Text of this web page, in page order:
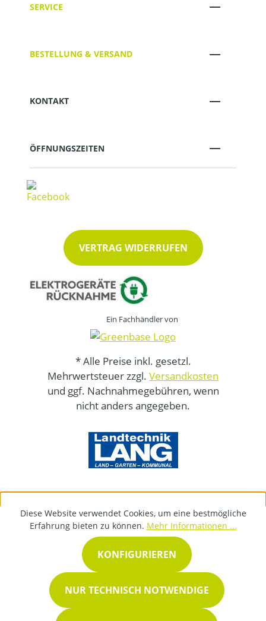
SERVICE
BESTELLUNG & VERSAND
KONTAKT
ÖFFNUNGSZEITEN
VERTRAG WIDERRUFEN
Ein Fachhändler von
* Alle Preise inkl. gesetzl.
Mehrwertsteuer zzgl. Versandkosten
und ggf. Nachnahmegebühren, wenn
nicht anders angegeben.
Diese Website verwendet Cookies, um eine bestmögliche
Erfahrung bieten zu können. Mehr Informationen ...
NUR TECHNISCH NOTWENDIGE
KONFIGURIEREN